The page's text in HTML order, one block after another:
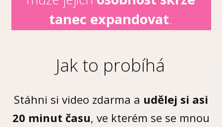
tanec expandovat.
Jak to probíhá
Stáhni si video zdarma a udělej si asi
20 minut času, ve kterém se se mnou